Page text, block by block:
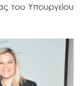
του Υπουργείου